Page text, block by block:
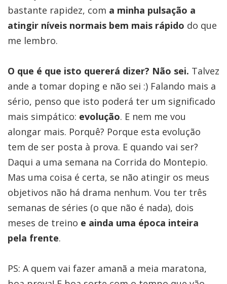
bastante rapidez, com a minha pulsação a
atingir níveis normais bem mais rápido do que
me lembro.
O que é que isto quererá dizer? Não sei. Talvez
ande a tomar doping e não sei :) Falando mais a
sério, penso que isto poderá ter um significado
mais simpático: evolução. E nem me vou
alongar mais. Porquê? Porque esta evolução
tem de ser posta à prova. E quando vai ser?
Daqui a uma semana na Corrida do Montepio.
Mas uma coisa é certa, se não atingir os meus
objetivos não há drama nenhum. Vou ter três
semanas de séries (o que não é nada), dois
meses de treino e ainda uma época inteira
pela frente.
PS: A quem vai fazer amanã a meia maratona,